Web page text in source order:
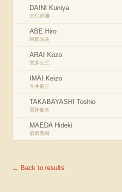
DAINI Kuniya
大仁邦彌
ABE Hiro
阿部洋夫
ARAI Kozo
荒井公三
IMAI Keizo
今井敬三
TAKABAYASHI Toshio
高林敏夫
MAEDA Hideki
前田秀樹
← Back to results